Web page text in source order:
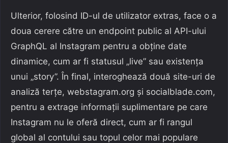
Ulterior, folosind ID-ul de utilizator extras, face o a
doua cerere către un endpoint public al API-ului
GraphQL al Instagram pentru a obține date
dinamice, cum ar fi statusul „live” sau existența
unui „story”. În final, interoghează două site-uri de
analiză terțe, webstagram.org și socialblade.com,
pentru a extrage informații suplimentare pe care
Instagram nu le oferă direct, cum ar fi rangul
global al contului sau topul celor mai populare